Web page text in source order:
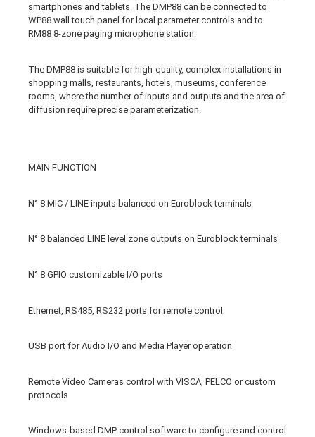
smartphones and tablets. The DMP88 can be connected to
WP88 wall touch panel for local parameter controls and to
RM88 8-zone paging microphone station.
The DMP88 is suitable for high-quality, complex installations in
shopping malls, restaurants, hotels, museums, conference
rooms, where the number of inputs and outputs and the area of
diffusion require precise parameterization.
MAIN FUNCTION
N° 8 MIC / LINE inputs balanced on Euroblock terminals
N° 8 balanced LINE level zone outputs on Euroblock terminals
N° 8 GPIO customizable I/O ports
Ethernet, RS485, RS232 ports for remote control
USB port for Audio I/O and Media Player operation
Remote Video Cameras control with VISCA, PELCO or custom
protocols
Windows-based DMP control software to configure and control